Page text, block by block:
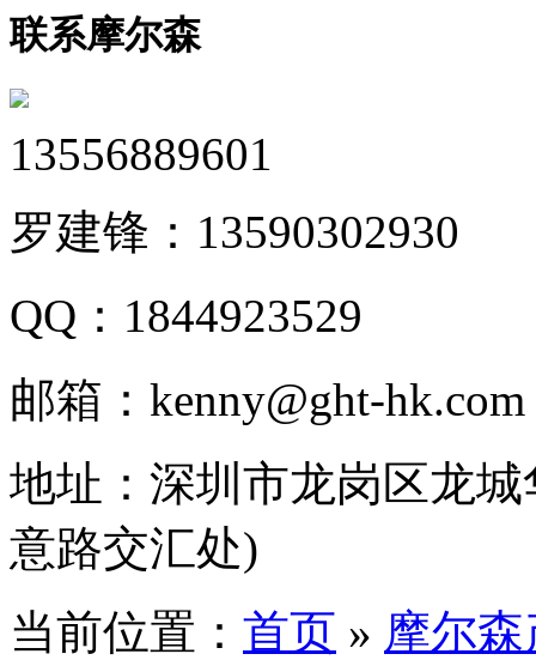
联系摩尔森
13556889601
罗建锋： 13590302930
QQ： 1844923529
邮箱： kenny@ght-hk.com
地址： 深圳市龙岗区龙
意路交汇处)
当前位置： 首页 » 摩尔